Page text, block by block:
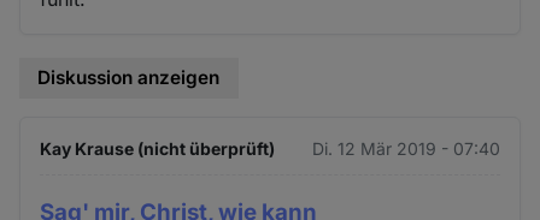
Diskussion anzeigen
Kay Krause (nicht überprüft) Di. 12 Mär 2019 - 07:40
Sag' mir, Christ, wie kann